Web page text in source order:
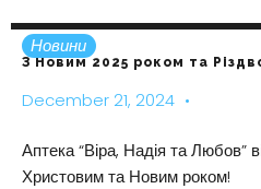
Новини
З Новим 2025 роком та
December 21, 2024
Аптека “Віра, Надія та Любов”
Христовим та Новим роком!